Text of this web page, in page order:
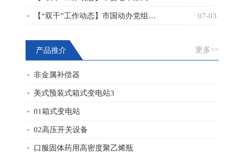
【“双千”工作动态】市国动办党组成员、副主任黄景胜带领“双千” 07-03
产品推介 更多>>
非金属补偿器
美式预装式箱式变电站3
01箱式变电站
02高压开关设备
口服固体药用高密度聚乙烯瓶